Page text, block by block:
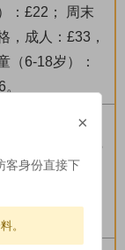
：£22； 周末
，成人：£33，
（6-18岁）：
堡自助海鲜火
（不含酒水），5
上成团。 是否
为准。
×
客身份直接下
。